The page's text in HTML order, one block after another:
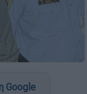
Google